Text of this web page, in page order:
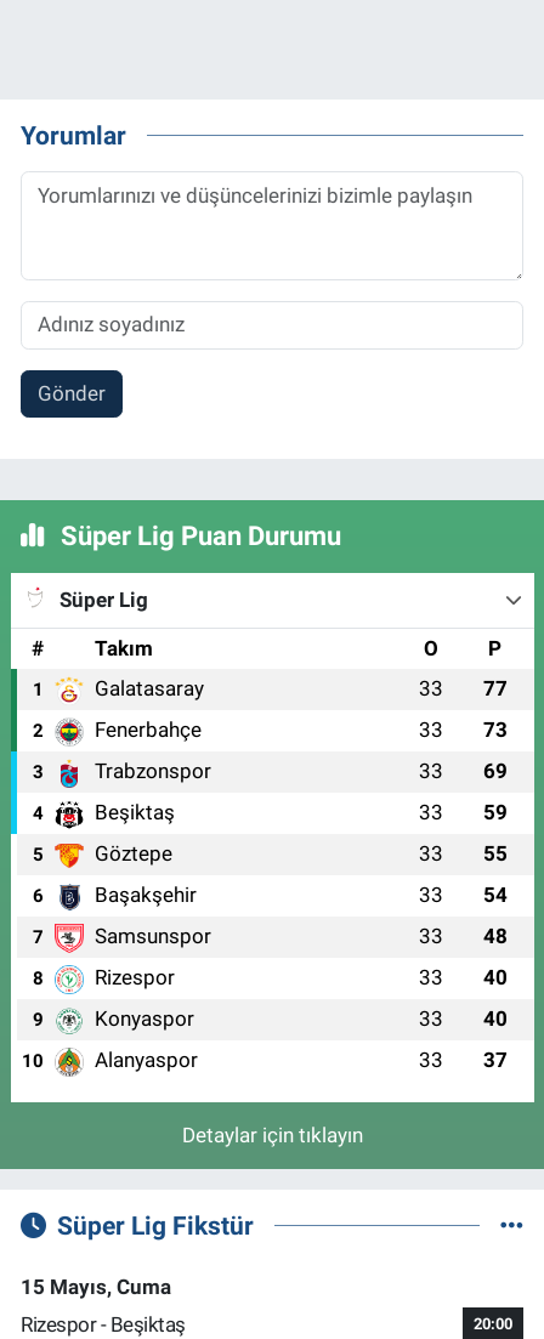
Yorumlar
Gönder
Süper Lig Puan Durumu
Süper Lig
#
Takım O P
1 Galatasaray 33 77
2 Fenerbahçe 33 73
3 Trabzonspor 33 69
4 Beşiktaş 33 59
5 Göztepe 33 55
6 Başakşehir 33 54
7 Samsunspor 33 48
8 Rizespor 33 40
9 Konyaspor 33 40
10 Alanyaspor 33 37
Detaylar için tıklayın
Süper Lig Fikstür
15 Mayıs, Cuma
Rizespor - Beşiktaş
20:00